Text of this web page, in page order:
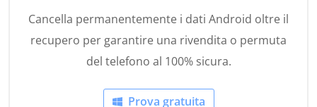
Cancella permanentemente i dati Android oltre il
recupero per garantire una rivendita o permuta
del telefono al 100% sicura.
Prova gratuita